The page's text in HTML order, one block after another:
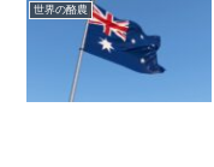
世界の酪農